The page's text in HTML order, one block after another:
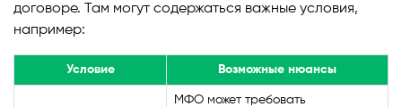
договоре. Там могут содержаться важные условия,
например:
Условие Возможные нюансы
МФО может требовать